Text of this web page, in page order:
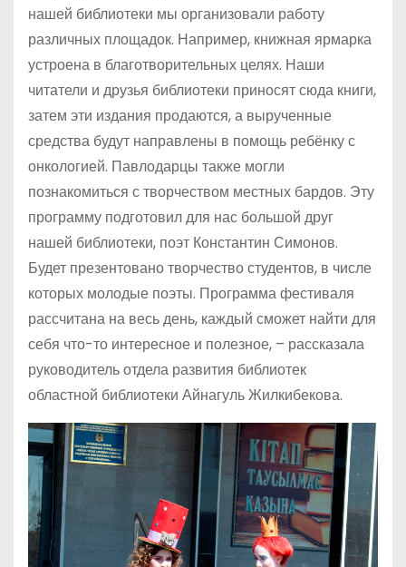
нашей библиотеки мы организовали работу
различных площадок. Например, книжная ярмарка
устроена в благотворительных целях. Наши
читатели и друзья библиотеки приносят сюда книги,
затем эти издания продаются, а вырученные
средства будут направлены в помощь ребёнку с
онкологией. Павлодарцы также могли
познакомиться с творчеством местных бардов. Эту
программу подготовил для нас большой друг
нашей библиотеки, поэт Константин Симонов.
Будет презентовано творчество студентов, в числе
которых молодые поэты. Программа фестиваля
рассчитана на весь день, каждый сможет найти для
себя что-то интересное и полезное, – рассказала
руководитель отдела развития библиотек
областной библиотеки Айнагуль Жилкибекова.